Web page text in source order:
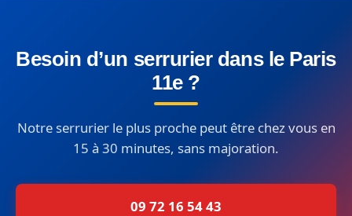
Besoin d’un serrurier dans le Paris
11e ?
Notre serrurier le plus proche peut être chez vous en
15 à 30 minutes, sans majoration.
09 72 16 54 43